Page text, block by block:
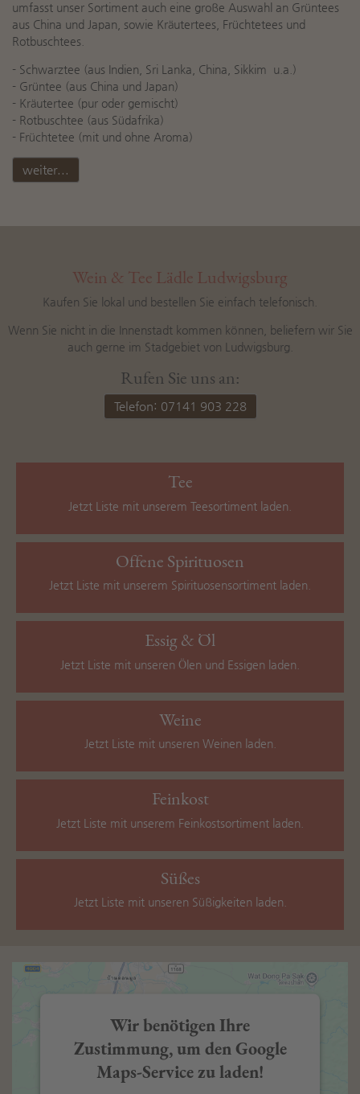
umfasst unser Sortiment auch eine große Auswahl an Grüntees
aus China und Japan, sowie Kräutertees, Früchtetees und
Rotbuschtees.
- Schwarztee (aus Indien, Sri Lanka, China, Sikkim u.a.)
- Grüntee (aus China und Japan)
- Kräutertee (pur oder gemischt)
- Rotbuschtee (aus Südafrika)
- Früchtetee (mit und ohne Aroma)
weiter...
Wein & Tee Lädle Ludwigsburg
Kaufen Sie lokal und bestellen Sie einfach telefonisch.
Wenn Sie nicht in die Innenstadt kommen können, beliefern wir Sie
auch gerne im Stadgebiet von Ludwigsburg.
Rufen Sie uns an:
Telefon: 07141 903 228
Tee
Jetzt Liste mit unserem Teesortiment laden.
Offene Spirituosen
Jetzt Liste mit unserem Spirituosensortiment laden.
Essig & Öl
Jetzt Liste mit unseren Ölen und Essigen laden.
Weine
Jetzt Liste mit unseren Weinen laden.
Feinkost
Jetzt Liste mit unserem Feinkostsortiment laden.
Süßes
Jetzt Liste mit unseren Süßigkeiten laden.
Wir benötigen Ihre
Zustimmung, um den Google
Maps-Service zu laden!